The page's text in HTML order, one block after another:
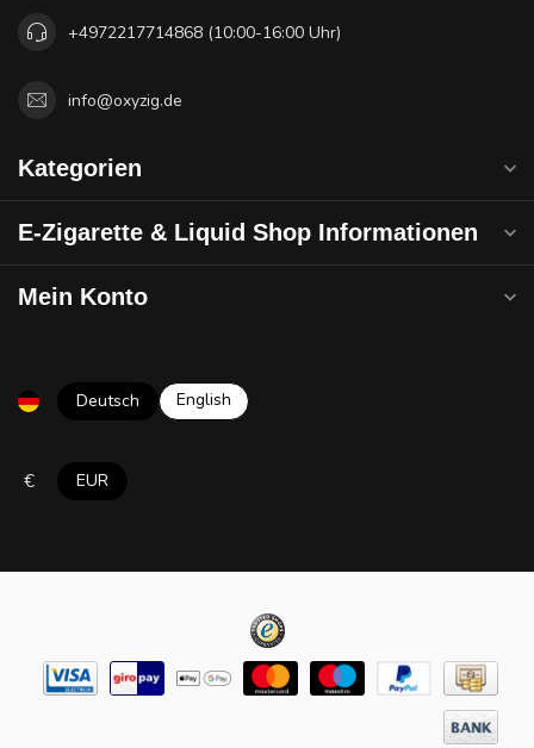
+4972217714868 (10:00-16:00 Uhr)
info@oxyzig.de
Kategorien
E-Zigarette & Liquid Shop Informationen
Mein Konto
Deutsch English
€ EUR